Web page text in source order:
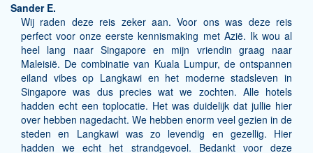
Sander E.
Wij raden deze reis zeker aan. Voor ons was deze reis
perfect voor onze eerste kennismaking met Azië. Ik wou al
heel lang naar Singapore en mijn vriendin graag naar
Maleisië. De combinatie van Kuala Lumpur, de ontspannen
eiland vibes op Langkawi en het moderne stadsleven in
Singapore was dus precies wat we zochten. Alle hotels
hadden echt een toplocatie. Het was duidelijk dat jullie hier
over hebben nagedacht. We hebben enorm veel gezien in de
steden en Langkawi was zo levendig en gezellig. Hier
hadden we echt het strandgevoel. Bedankt voor deze